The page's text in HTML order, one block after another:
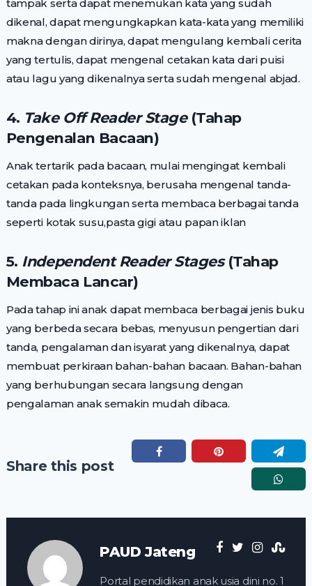
tampak serta dapat menemukan kata yang sudah
dikenal, dapat mengungkapkan kata-kata yang memiliki
makna dengan dirinya, dapat mengulang kembali cerita
yang tertulis, dapat mengenal cetakan kata dari puisi
atau lagu yang dikenalnya serta sudah mengenal abjad.
4. Take Off Reader Stage(Tahap
Pengenalan Bacaan)
Anak tertarik pada bacaan, mulai mengingat kembali
cetakan pada konteksnya, berusaha mengenal tanda-
tanda pada lingkungan serta membaca berbagai tanda
seperti kotak susu,pasta gigi atau papan iklan
5. Independent Reader Stages(Tahap
Membaca Lancar)
Pada tahap ini anak dapat membaca berbagai jenis buku
yang berbeda secara bebas, menyusun pengertian dari
tanda, pengalaman dan isyarat yang dikenalnya, dapat
membuat perkiraan bahan-bahan bacaan. Bahan-bahan
yang berhubungan secara langsung dengan
pengalaman anak semakin mudah dibaca.
Share this post
PAUD Jateng
Portal pendidikan anak usia dini no. 1